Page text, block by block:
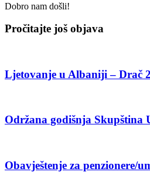
Dobro nam došli!
Pročitajte još objava
Ljetovanje u Albaniji – Drač
Održana godišnja Skupština
Obavještenje za penzionere/